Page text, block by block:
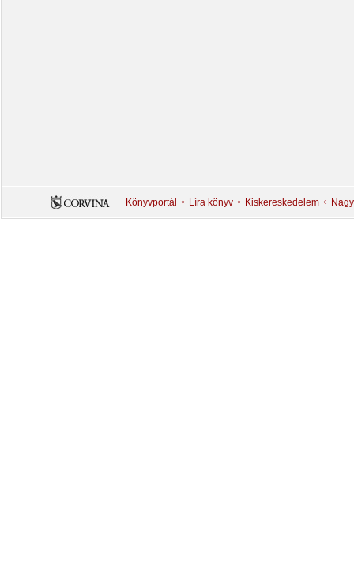
Könyvportál Líra könyv Kiskereskedelem